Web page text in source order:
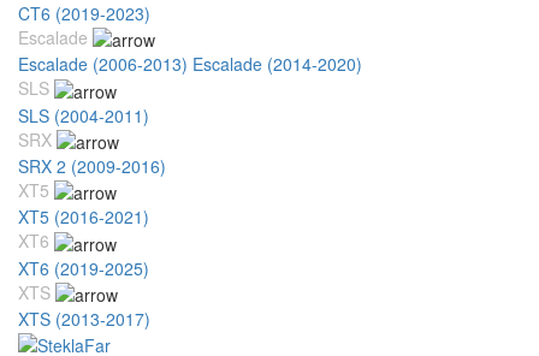
CT6 (2019-2023)
Escalade
Escalade (2006-2013) Escalade (2014-2020)
SLS
SLS (2004-2011)
SRX
SRX 2 (2009-2016)
XT5
XT5 (2016-2021)
XT6
XT6 (2019-2025)
XTS
XTS (2013-2017)